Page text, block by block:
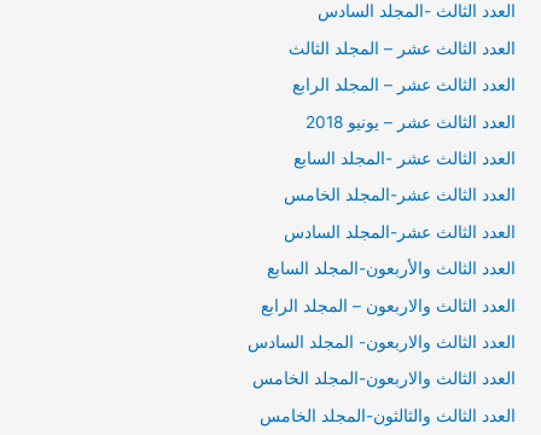
العدد الثالث -المجلد السادس
العدد الثالث عشر – المجلد الثالث
العدد الثالث عشر – المجلد الرابع
العدد الثالث عشر – يونيو 2018
العدد الثالث عشر -المجلد السابع
العدد الثالث عشر-المجلد الخامس
العدد الثالث عشر-المجلد السادس
العدد الثالث والأربعون-المجلد السابع
العدد الثالث والاربعون – المجلد الرابع
العدد الثالث والاربعون- المجلد السادس
العدد الثالث والاربعون-المجلد الخامس
العدد الثالث والثالثون-المجلد الخامس